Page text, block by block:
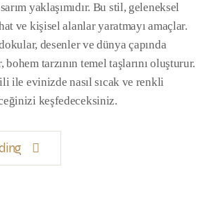
yaklaşımıdır. Bu stil, geleneksel
ve kişisel alanlar yaratmayı amaçlar.
desenler ve dünya çapında
tarzının temel taşlarını oluşturur.
ile evinizde nasıl sıcak ve renkli
keşfedeceksiniz.